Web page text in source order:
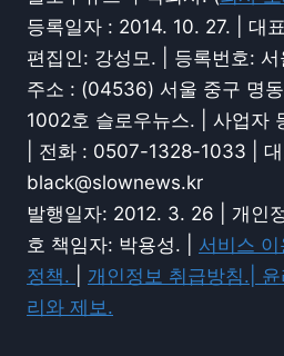
등록일자 : 2014. 10. 27. | 대
편집인: 강성모. | 등록번호:
주소 : (04536) 서울 중구 명
1002호 슬로우뉴스. | 사업
| 전화 : 0507-1328-1033 |
black@slownews.kr
발행일자: 2012. 3. 26 | 개인
호 책임자: 박용성. | 서비스
정책.
개인정보 취급방침.|
리와 제보.